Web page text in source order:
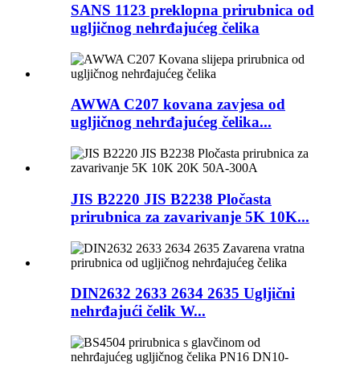
SANS 1123 preklopna prirubnica od
ugljičnog nehrđajućeg čelika
AWWA C207 kovana zavjesa od
ugljičnog nehrđajućeg čelika...
JIS B2220 JIS B2238 Pločasta
prirubnica za zavarivanje 5K 10K...
DIN2632 2633 2634 2635 Ugljični
nehrđajući čelik W...